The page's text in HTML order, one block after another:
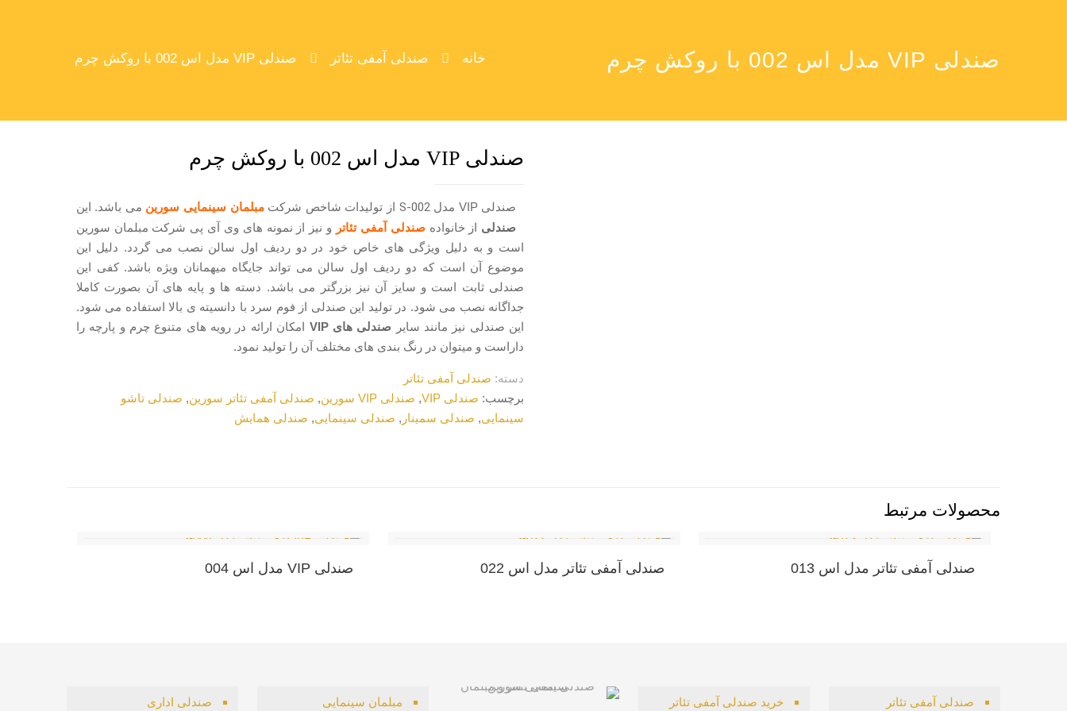
صندلی VIP مدل اس 002 با روکش چرم خانه صندلی آمفی تئاتر صندلی VIP مدل اس 002 با روکش چرم
صندلی VIP مدل اس 002 با روکش چرم
صندلی VIP مدل S-002 از تولیدات شاخص شرکتمبلمان سینمایی سورین می باشد. این
صندلی از خانوادهصندلی آمفی تئاتر و نیز از نمونه های وی آی پی شرکت مبلمان سورین
است و به دلیل ویژگی های خاص خود در دو ردیف اول سالن نصب می گردد. دلیل این
موضوع آن است که دو ردیف اول سالن می تواند جایگاه میهمانان ویژه باشد. کفی این
صندلی ثابت است و سایز آن نیز بزرگتر می باشد. دسته ها و پایه های آن بصورت کاملا
جداگانه نصب می شود. در تولید این صندلی از فوم سرد با دانسیته ی بالا استفاده می شود.
این صندلی نیز مانند سایر صندلی های VIP
امکان ارائه در رویه های متنوع چرم و پارچه را
داراست و میتوان در رنگ بندی های مختلف آن را تولید نمود.
دسته: صندلی آمفی تئاتر
برچسب: صندلی VIP , صندلی VIP سورین , صندلی آمفی تئاتر سورین, صندلی تاشو
سینمایی, صندلی سمینار , صندلی سینمایی, صندلی همایش
محصولات مرتبط
صندلی آمفی تئاتر مدل اس 013 صندلی آمفی تئاتر مدل اس 022 صندلی VIP مدل اس 004
صندلی آمفی تئاتر خرید صندلی آمفی تئاتر مبلمان سینمایی صندلی اداری